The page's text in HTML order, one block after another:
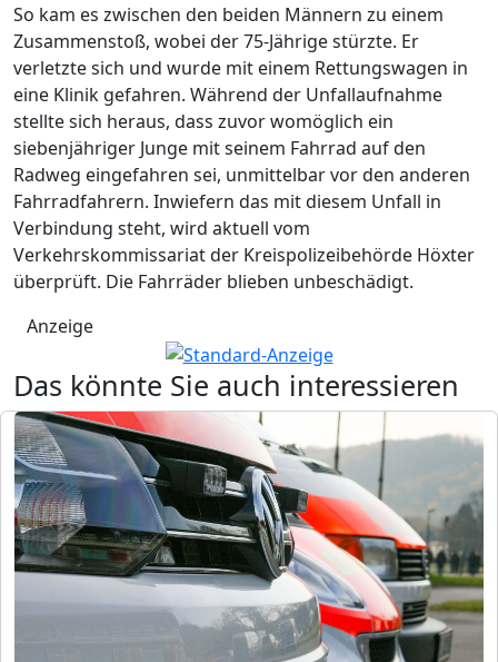
So kam es zwischen den beiden Männern zu einem
Zusammenstoß, wobei der 75-Jährige stürzte. Er
verletzte sich und wurde mit einem Rettungswagen in
eine Klinik gefahren. Während der Unfallaufnahme
stellte sich heraus, dass zuvor womöglich ein
siebenjähriger Junge mit seinem Fahrrad auf den
Radweg eingefahren sei, unmittelbar vor den anderen
Fahrradfahrern. Inwiefern das mit diesem Unfall in
Verbindung steht, wird aktuell vom
Verkehrskommissariat der Kreispolizeibehörde Höxter
überprüft. Die Fahrräder blieben unbeschädigt.
Anzeige
Das könnte Sie auch interessieren